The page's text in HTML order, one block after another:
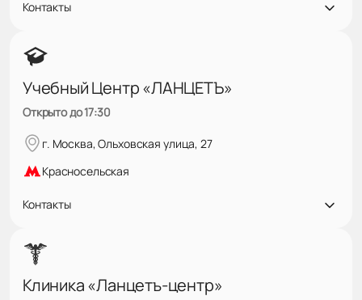
Контакты
Учебный Центр «ЛАНЦЕТЪ»
Открыто до 17:30
г. Москва, Ольховская улица, 27
Красносельская
Контакты
Клиника «Ланцетъ-центр»